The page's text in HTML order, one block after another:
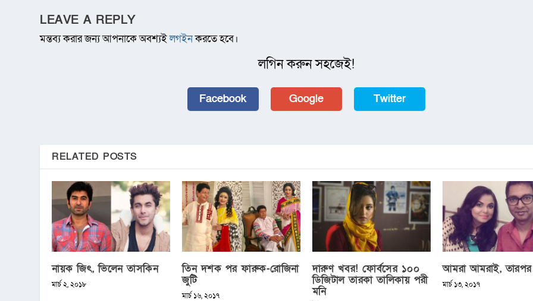
LEAVE A REPLY
মন্তব্য করার জন্য আপনাকে অবশ্যইলগইনকরতে হবে।
লগিন করুন সহজেই!
Facebook Google Twitter
RELATED POSTS
নায়ক জিৎ, ভিলেন তাসকিন
মার্চ ২, ২০১৮
তিন দশক পর ফারুক-রোজিনা
জুটি
মার্চ ১৬, ২০১৭
দারুণ খবর! ফোর্বসের ১০০
ডিজিটাল তারকা তালিকায় পরী
মনি
আমরা আমরাই,
মার্চ ১৩, ২০১৭